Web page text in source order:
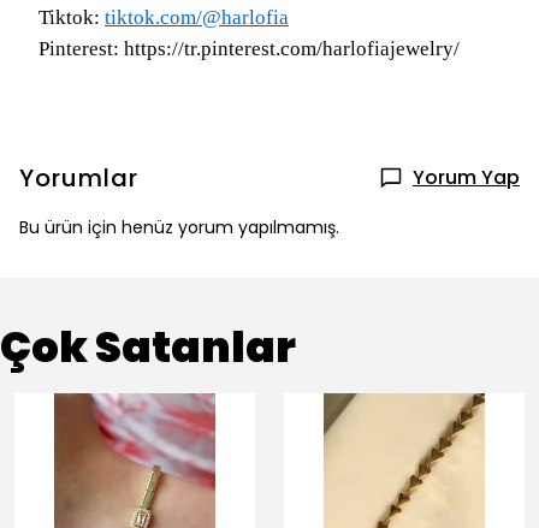
Tiktok: tiktok.com/@harlofia
Pinterest: https://tr.pinterest.com/harlofiajewelry/
Yorumlar Yorum Yap
Bu ürün için henüz yorum yapılmamış.
Çok Satanlar